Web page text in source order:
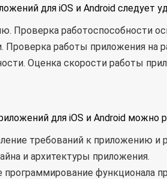
для iOS и Android следует
Проверка работоспособности
работы приложения на
Оценка скорости работы
для iOS и Android можно
требований к приложению и
и архитектуры приложения.
программирование функционала